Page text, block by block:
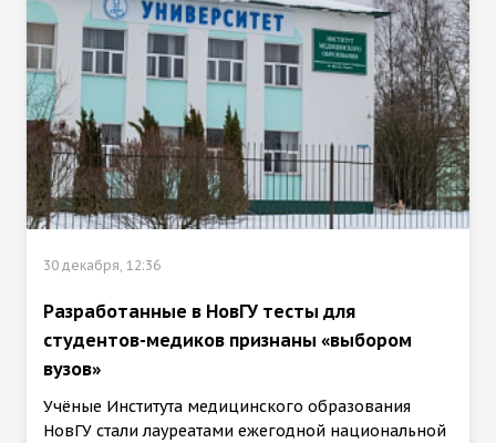
30 декабря, 12:36
Разработанные в НовГУ тесты для
студентов-медиков признаны «выбором
вузов»
Учёные Института медицинского образования
НовГУ стали лауреатами ежегодной национальной